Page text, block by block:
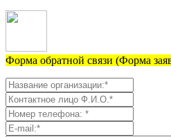
Форма обратной связи (Форма